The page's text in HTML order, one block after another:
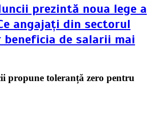
prezintă noua lege a
angajați din sectorul
de salarii mai
propune toleranță zero pentru